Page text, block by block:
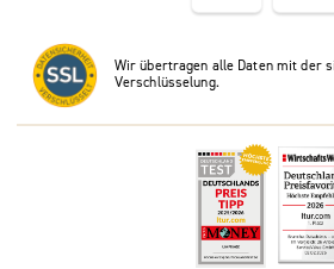
Wir übertragen alle Daten mit der
Verschlüsselung.